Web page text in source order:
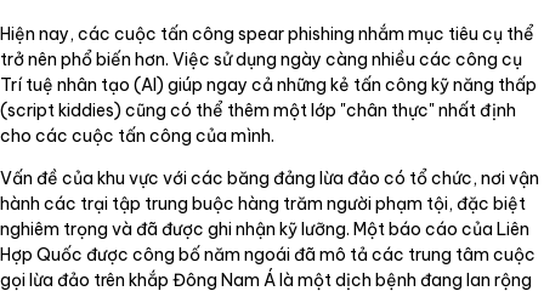
Hiện nay, các cuộc tấn công spear phishing nhắm mục tiêu cụ thể
trở nên phổ biến hơn. Việc sử dụng ngày càng nhiều các công cụ
Trí tuệ nhân tạo (AI) giúp ngay cả những kẻ tấn công kỹ năng thấp
(script kiddies) cũng có thể thêm một lớp "chân thực" nhất định
cho các cuộc tấn công của mình.
Vấn đề của khu vực với các băng đảng lừa đảo có tổ chức, nơi vận
hành các trại tập trung buộc hàng trăm người phạm tội, đặc biệt
nghiêm trọng và đã được ghi nhận kỹ lưỡng. Một báo cáo của Liên
Hợp Quốc được công bố năm ngoái đã mô tả các trung tâm cuộc
gọi lừa đảo trên khắp Đông Nam Á là một dịch bệnh đang lan rộng